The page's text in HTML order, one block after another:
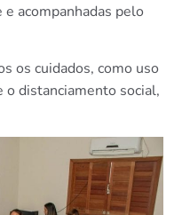
acompanhadas pelo
os cuidados, como uso
o distanciamento social,